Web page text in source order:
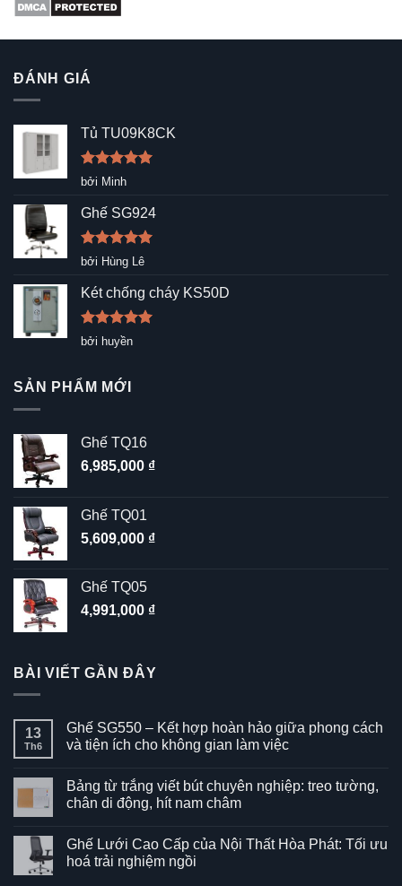
ĐÁNH GIÁ
Tủ TU09K8CK
Được xếp
sao
bởi Minh
Ghế SG924
Được xếp
5
sao
bởi Hùng Lê
Két chống cháy KS50D
Được xếp
hạng5
bởi huyền
SẢN PHẨM MỚI
Ghế TQ16
6,985,000 ₫
Ghế TQ01
5,609,000 ₫
Ghế TQ05
4,991,000 ₫
BÀI VIẾT GẦN ĐÂY
13
Th6
Ghế SG550 – Kết hợp hoàn hảo giữa phong cách
và tiện ích cho không gian làm việc
bình
luận
ở
–
Kết
hợp
Bảng từ trắng viết bút chuyên nghiệp: treo tường,
chân di động, hít nam châm
bình
luận
ở
Ghế Lưới Cao Cấp của Nội Thất Hòa Phát: Tối ưu
hoá trải nghiệm ngồi